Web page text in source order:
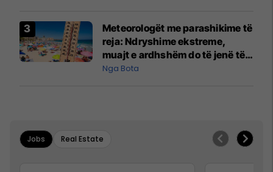
Meteorologët me parashikime të
reja: Ndryshime ekstreme,
muajt e ardhshëm do të jenë të
pazakontë
Nga Bota
Jobs Real Estate